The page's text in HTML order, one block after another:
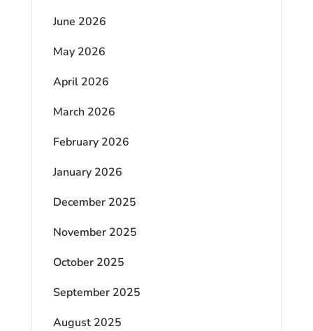
June 2026
May 2026
April 2026
March 2026
February 2026
January 2026
December 2025
November 2025
October 2025
September 2025
August 2025